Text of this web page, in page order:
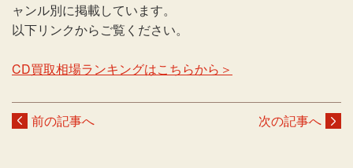
ャンル別に掲載しています。
以下リンクからご覧ください。
CD買取相場ランキングはこちらから＞
前の記事へ 次の記事へ